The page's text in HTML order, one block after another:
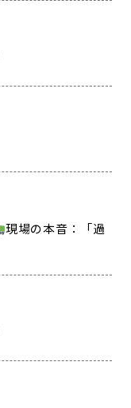
現場の本音：「過